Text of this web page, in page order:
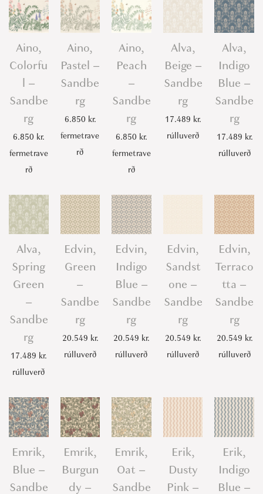
g
u
d
y
S
n
d
r
g
q
u
a
n
y
Aino,
Colorfu
l –
Sandbe
rg
6.850 kr.
fermetrave
rð
Aino,
Pastel –
Sandbe
rg
6.850 kr.
fermetrave
rð
Aino,
Peach
–
Sandbe
rg
6.850 kr.
fermetrave
rð
Alva,
Beige –
Sandbe
rg
17.489 kr.
rúlluverð
Alva,
Indigo
Blue –
Sandbe
rg
17.489 kr.
rúlluverð
Alva,
Spring
Green
–
Sandbe
rg
17.489 kr.
rúlluverð
Edvin,
Green
–
Sandbe
rg
20.549 kr.
rúlluverð
Edvin,
Indigo
Blue –
Sandbe
rg
20.549 kr.
rúlluverð
Edvin,
Sandst
one –
Sandbe
rg
20.549 kr.
rúlluverð
Edvin,
Terraco
tta –
Sandbe
rg
20.549 kr.
rúlluverð
Emrik,
Blue –
Sandbe
Emrik,
Burgun
dy –
Emrik,
Oat –
Sandbe
Erik,
Dusty
Pink –
Erik,
Indigo
Blue –